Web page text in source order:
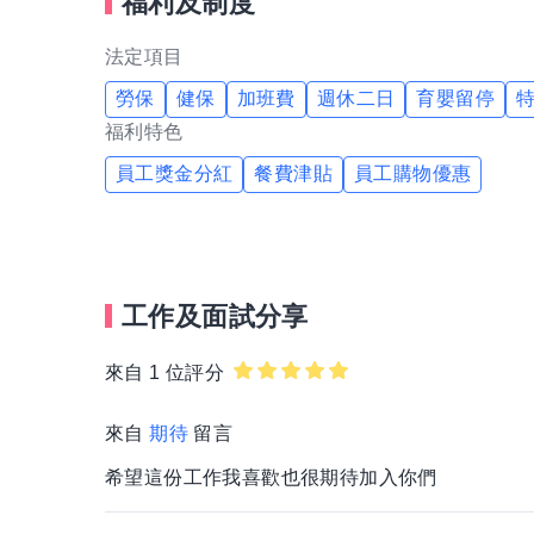
法定項目
勞保 健保 加班費 週休二日 育嬰留停
福利特色
員工獎金分紅 餐費津貼 員工購物優惠
工作及面試分享
來自 1 位評分
來自期待 留言
希望這份工作我喜歡也很期待加入你們